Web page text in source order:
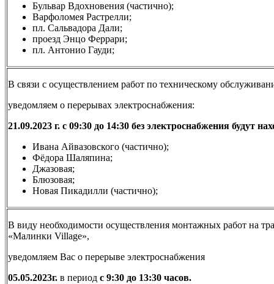
Бульвар Вдохновения (частично);
Варфоломея Растрелли;
пл. Сальвадора Дали;
проезд Энцо Феррари;
пл. Антонио Гауди;
В связи с осуществлением работ по техническому
уведомляем о перерывах электроснабжения:
21.09.2023 г. с 09:30 до 14:30 без электроснабжения будут
Ивана Айвазовского (частично);
Фёдора Шаляпина;
Джазовая;
Блюзовая;
Новая Пикадилли (частично);
В виду необходимости осуществления монтажных работ на
«Малинки Village»,
уведомляем Вас о перерыве электроснабжения
05.05.2023г. в период с 9:30 до 13:30 часов.